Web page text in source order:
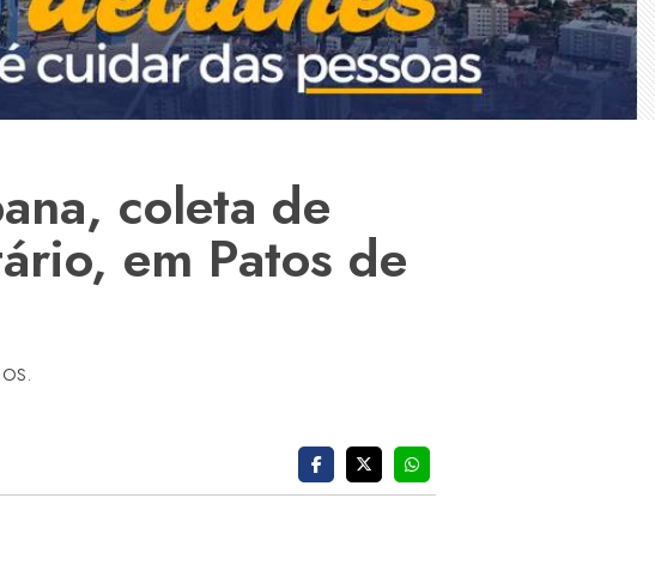
coleta de
em Patos de